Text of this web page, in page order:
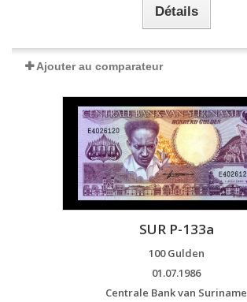
Détails
Ajouter au comparateur
SUR P-133a
100 Gulden
01.07.1986
Centrale Bank van Suriname